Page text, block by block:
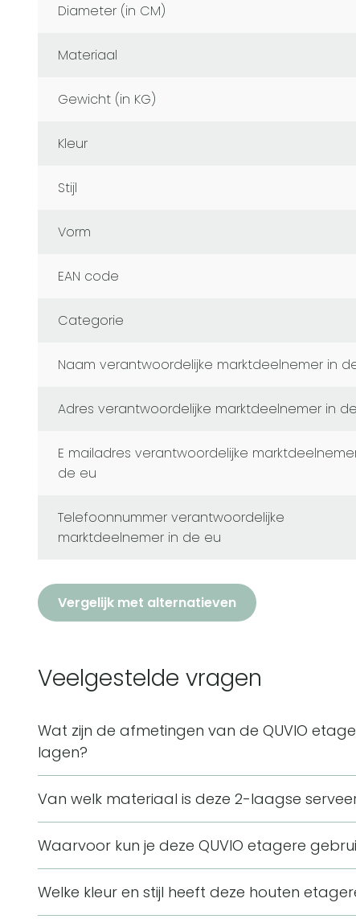
Diameter (in CM)
Materiaal
Gewicht (in KG)
Kleur
Stijl
Vorm
EAN code
Categorie
naam verantwoordelijke marktdeelnemer in
adres verantwoordelijke marktdeelnemer in
e mailadres verantwoordelijke marktdeelnemer in
de eu
telefoonnummer verantwoordelijke
marktdeelnemer in de eu
Vergelijk met alternatieven
Veelgestelde vragen
Wat zijn de afmetingen van de QUVIO
lagen?
een diameter van 15 en 18 cm, waarbij de
Van welk materiaal is deze 2-laagse
aan een zwart stalen frame, waardoor het
zwarte frame.
Waarvoor kun je deze QUVIO etagere
zoetigheden. Door de twee lagen is er plek voor
Welke kleur en stijl heeft deze houten